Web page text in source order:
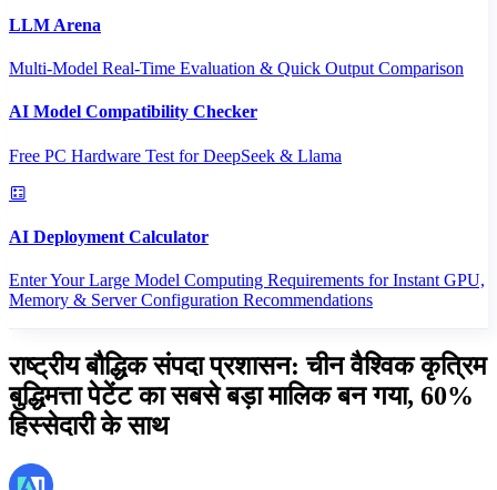
LLM Arena
Multi-Model Real-Time Evaluation & Quick Output Comparison
AI Model Compatibility Checker
Free PC Hardware Test for DeepSeek & Llama
AI Deployment Calculator
Enter Your Large Model Computing Requirements for Instant GPU,
Memory & Server Configuration Recommendations
राष्ट्रीय बौद्धिक संपदा प्रशासन: चीन वैश्विक कृत्रिम
बुद्धिमत्ता पेटेंट का सबसे बड़ा मालिक बन गया, 60%
हिस्सेदारी के साथ